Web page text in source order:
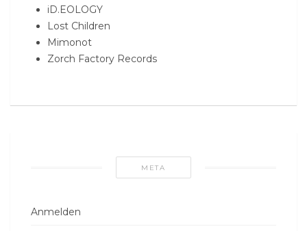
iD.EOLOGY
Lost Children
Mimonot
Zorch Factory Records
META
Anmelden